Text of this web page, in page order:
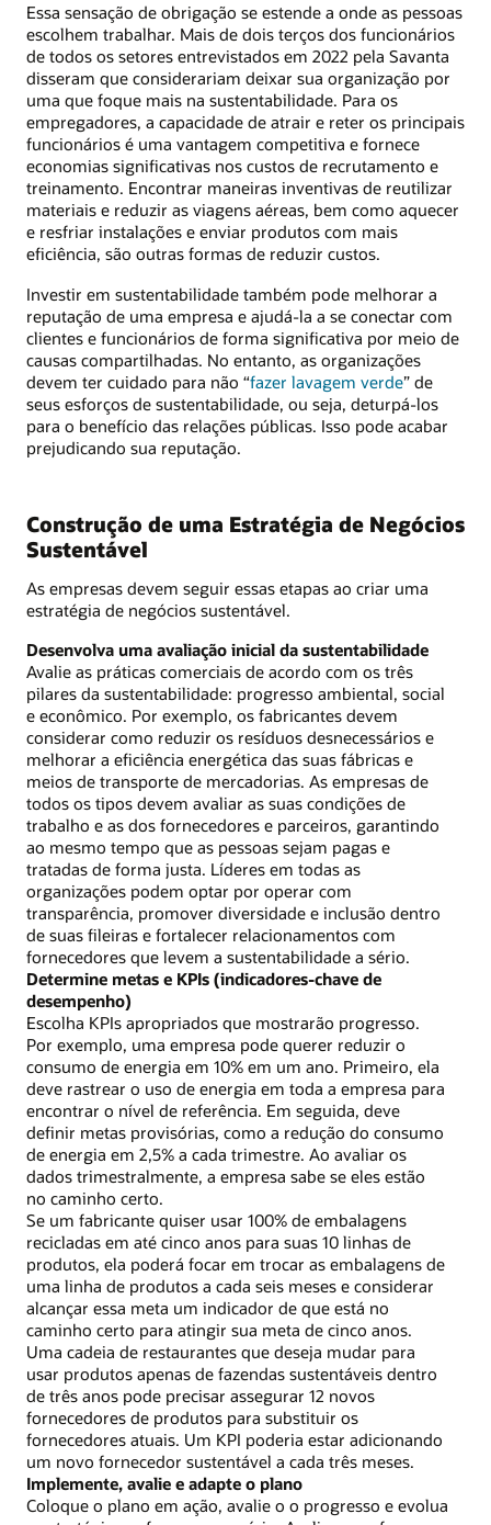
Essa sensação de obrigação se estende a onde as pessoas
escolhem trabalhar. Mais de dois terços dos funcionários
de todos os setores entrevistados em 2022 pela Savanta
disseram que considerariam deixar sua organização por
uma que foque mais na sustentabilidade. Para os
empregadores, a capacidade de atrair e reter os principais
funcionários é uma vantagem competitiva e fornece
economias significativas nos custos de recrutamento e
treinamento. Encontrar maneiras inventivas de reutilizar
materiais e reduzir as viagens aéreas, bem como aquecer
e resfriar instalações e enviar produtos com mais
eficiência, são outras formas de reduzir custos.
Investir em sustentabilidade também pode melhorar a
reputação de uma empresa e ajudá-la a se conectar com
clientes e funcionários de forma significativa por meio de
causas compartilhadas. No entanto, as organizações
devem ter cuidado para não “fazer lavagem verde” de
seus esforços de sustentabilidade, ou seja, deturpá-los
para o benefício das relações públicas. Isso pode acabar
prejudicando sua reputação.
Construção de uma Estratégia de Negócios
Sustentável
As empresas devem seguir essas etapas ao criar uma
estratégia de negócios sustentável.
Desenvolva uma avaliação inicial da sustentabilidade
Avalie as práticas comerciais de acordo com os três
pilares da sustentabilidade: progresso ambiental, social
e econômico. Por exemplo, os fabricantes devem
considerar como reduzir os resíduos desnecessários e
melhorar a eficiência energética das suas fábricas e
meios de transporte de mercadorias. As empresas de
todos os tipos devem avaliar as suas condições de
trabalho e as dos fornecedores e parceiros, garantindo
ao mesmo tempo que as pessoas sejam pagas e
tratadas de forma justa. Líderes em todas as
organizações podem optar por operar com
transparência, promover diversidade e inclusão dentro
de suas fileiras e fortalecer relacionamentos com
fornecedores que levem a sustentabilidade a sério.
Determine metas e KPIs (indicadores-chave de
desempenho)
Escolha KPIs apropriados que mostrarão progresso.
Por exemplo, uma empresa pode querer reduzir o
consumo de energia em 10% em um ano. Primeiro, ela
deve rastrear o uso de energia em toda a empresa para
encontrar o nível de referência. Em seguida, deve
definir metas provisórias, como a redução do consumo
de energia em 2,5% a cada trimestre. Ao avaliar os
dados trimestralmente, a empresa sabe se eles estão
no caminho certo.
Se um fabricante quiser usar 100% de embalagens
recicladas em até cinco anos para suas 10 linhas de
produtos, ela poderá focar em trocar as embalagens de
uma linha de produtos a cada seis meses e considerar
alcançar essa meta um indicador de que está no
caminho certo para atingir sua meta de cinco anos.
Uma cadeia de restaurantes que deseja mudar para
usar produtos apenas de fazendas sustentáveis dentro
de três anos pode precisar assegurar 12 novos
fornecedores de produtos para substituir os
fornecedores atuais. Um KPI poderia estar adicionando
um novo fornecedor sustentável a cada três meses.
Implemente, avalie e adapte o plano
Coloque o plano em ação, avalie o o progresso e evolua